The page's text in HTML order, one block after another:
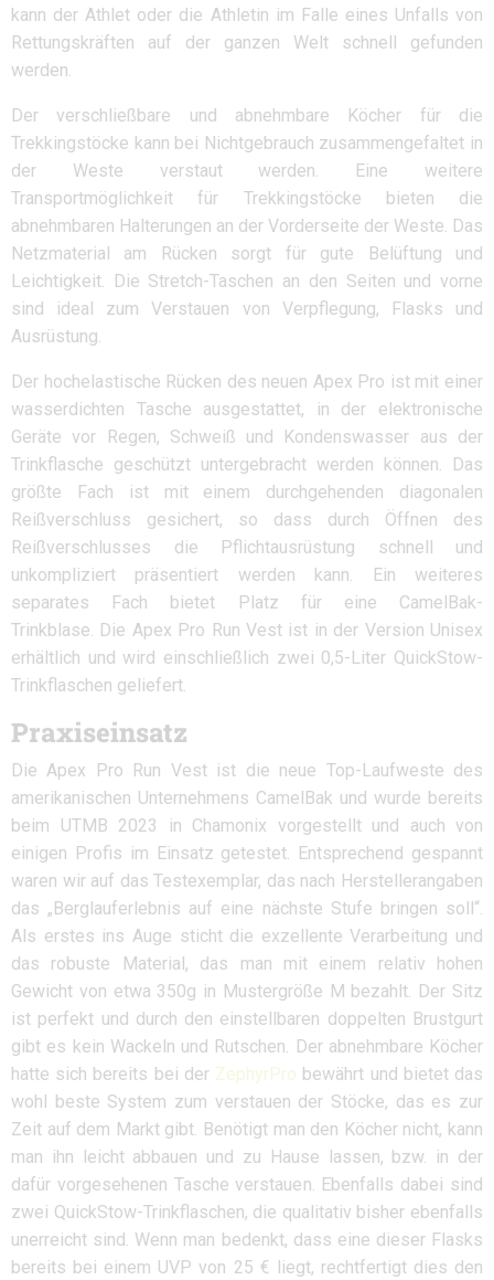
kann der Athlet oder die Athletin im Falle eines Unfalls von
Rettungskräften auf der ganzen Welt schnell gefunden
werden.
Der verschließbare und abnehmbare Köcher für die
Trekkingstöcke kann bei Nichtgebrauch zusammengefaltet in
der Weste verstaut werden. Eine weitere
Transportmöglichkeit für Trekkingstöcke bieten die
abnehmbaren Halterungen an der Vorderseite der Weste. Das
Netzmaterial am Rücken sorgt für gute Belüftung und
Leichtigkeit. Die Stretch-Taschen an den Seiten und vorne
sind ideal zum Verstauen von Verpflegung, Flasks und
Ausrüstung.
Der hochelastische Rücken des neuen Apex Pro ist mit einer
wasserdichten Tasche ausgestattet, in der elektronische
Geräte vor Regen, Schweiß und Kondenswasser aus der
Trinkflasche geschützt untergebracht werden können. Das
größte Fach ist mit einem durchgehenden diagonalen
Reißverschluss gesichert, so dass durch Öffnen des
Reißverschlusses die Pflichtausrüstung schnell und
unkompliziert präsentiert werden kann. Ein weiteres
separates Fach bietet Platz für eine CamelBak-
Trinkblase. Die Apex Pro Run Vest ist in der Version Unisex
erhältlich und wird einschließlich zwei 0,5-Liter QuickStow-
Trinkflaschen geliefert.
Praxiseinsatz
Die Apex Pro Run Vest ist die neue Top-Laufweste des
amerikanischen Unternehmens CamelBak und wurde bereits
beim UTMB 2023 in Chamonix vorgestellt und auch von
einigen Profis im Einsatz getestet. Entsprechend gespannt
waren wir auf das Testexemplar, das nach Herstellerangaben
das „Berglauferlebnis auf eine nächste Stufe bringen soll“.
Als erstes ins Auge sticht die exzellente Verarbeitung und
das robuste Material, das man mit einem relativ hohen
Gewicht von etwa 350g in Mustergröße M bezahlt. Der Sitz
ist perfekt und durch den einstellbaren doppelten Brustgurt
gibt es kein Wackeln und Rutschen. Der abnehmbare Köcher
hatte sich bereits bei der ZephyrPro bewährt und bietet das
wohl beste System zum verstauen der Stöcke, das es zur
Zeit auf dem Markt gibt. Benötigt man den Köcher nicht, kann
man ihn leicht abbauen und zu Hause lassen, bzw. in der
dafür vorgesehenen Tasche verstauen. Ebenfalls dabei sind
zwei QuickStow-Trinkflaschen, die qualitativ bisher ebenfalls
unerreicht sind. Wenn man bedenkt, dass eine dieser Flasks
bereits bei einem UVP von 25 € liegt, rechtfertigt dies den